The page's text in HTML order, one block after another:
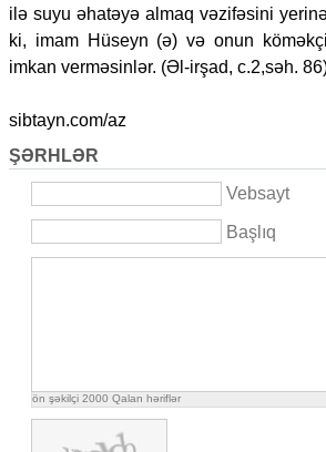
ilə suyu əhatəyə almaq vəzifəsini
ki, imam Hüseyn (ə) və onun
imkan verməsinlər. (Əl-irşad, c.2,səh.
sibtayn.com/az
ŞƏRHLƏR
Vebsayt
Başlıq
ön şəkilçi 2000 Qalan həriflər